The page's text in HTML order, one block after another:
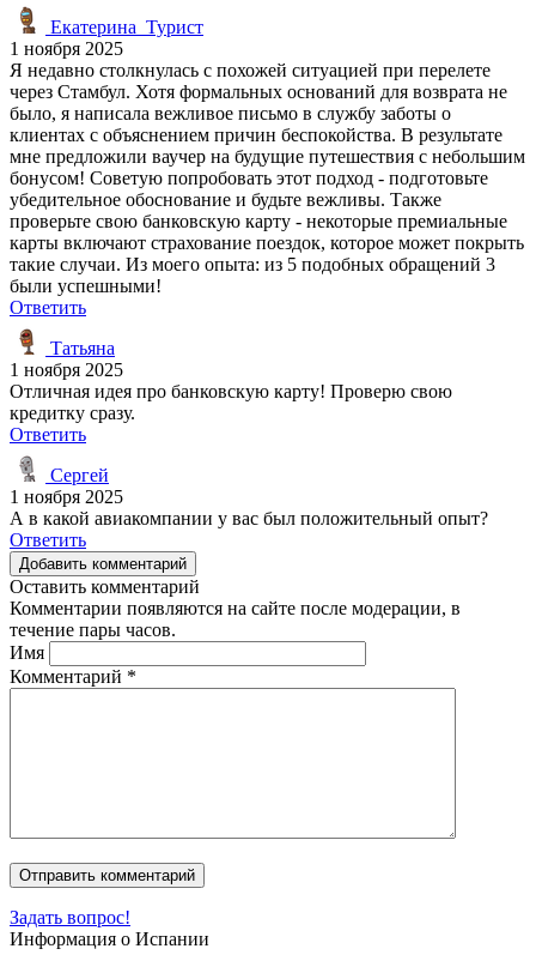
Екатерина_Турист
1 ноября 2025
Я недавно столкнулась с похожей ситуацией при перелете
через Стамбул. Хотя формальных оснований для возврата не
было, я написала вежливое письмо в службу заботы о
клиентах с объяснением причин беспокойства. В результате
мне предложили ваучер на будущие путешествия с небольшим
бонусом! Советую попробовать этот подход - подготовьте
убедительное обоснование и будьте вежливы. Также
проверьте свою банковскую карту - некоторые премиальные
карты включают страхование поездок, которое может покрыть
такие случаи. Из моего опыта: из 5 подобных обращений 3
были успешными!
Ответить
Татьяна
1 ноября 2025
Отличная идея про банковскую карту! Проверю свою
кредитку сразу.
Ответить
Сергей
1 ноября 2025
А в какой авиакомпании у вас был положительный опыт?
Ответить
Добавить комментарий
Оставить комментарий
Комментарии появляются на сайте после модерации, в
течение пары часов.
Имя
Комментарий *
Задать вопрос!
Информация о Испании